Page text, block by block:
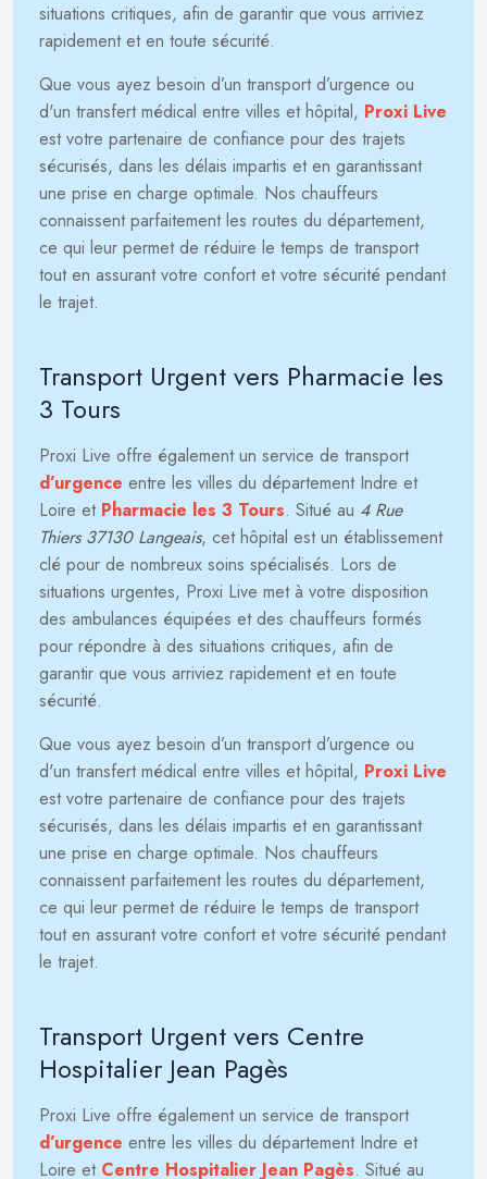
situations critiques, afin de garantir que vous arriviez
rapidement et en toute sécurité.
Que vous ayez besoin d’un transport d’urgence ou
d'un transfert médical entre villes et hôpital, Proxi Live
est votre partenaire de confiance pour des trajets
sécurisés, dans les délais impartis et en garantissant
une prise en charge optimale. Nos chauffeurs
connaissent parfaitement les routes du département,
ce qui leur permet de réduire le temps de transport
tout en assurant votre confort et votre sécurité pendant
le trajet.
Transport Urgent vers Pharmacie les
3 Tours
Proxi Live offre également un service de transport
d’urgence entre les villes du département Indre et
Loire et Pharmacie les 3 Tours. Situé au 4 Rue
Thiers 37130 Langeais, cet hôpital est un établissement
clé pour de nombreux soins spécialisés. Lors de
situations urgentes, Proxi Live met à votre disposition
des ambulances équipées et des chauffeurs formés
pour répondre à des situations critiques, afin de
garantir que vous arriviez rapidement et en toute
sécurité.
Que vous ayez besoin d’un transport d’urgence ou
d'un transfert médical entre villes et hôpital, Proxi Live
est votre partenaire de confiance pour des trajets
sécurisés, dans les délais impartis et en garantissant
une prise en charge optimale. Nos chauffeurs
connaissent parfaitement les routes du département,
ce qui leur permet de réduire le temps de transport
tout en assurant votre confort et votre sécurité pendant
le trajet.
Transport Urgent vers Centre
Hospitalier Jean Pagès
Proxi Live offre également un service de transport
d’urgence entre les villes du département Indre et
Loire et Centre Hospitalier Jean Pagès. Situé au